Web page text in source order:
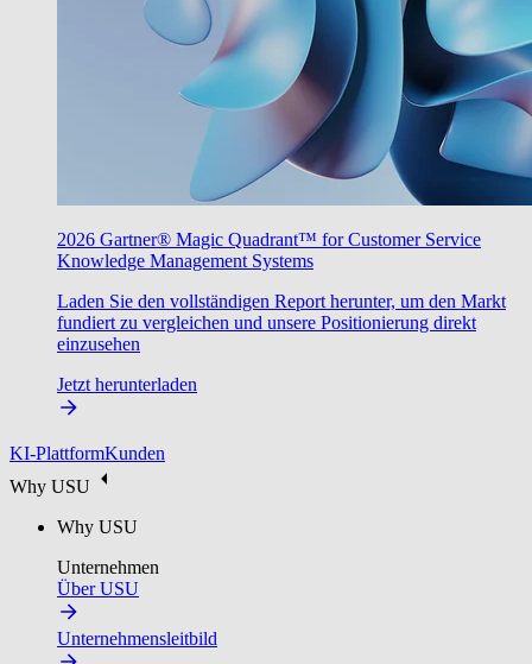
2026 Gartner® Magic Quadrant™ for Customer Service
Knowledge Management Systems
Laden Sie den vollständigen Report herunter, um den Markt
fundiert zu vergleichen und unsere Positionierung direkt
einzusehen
Jetzt herunterladen
KI-PlattformKunden
Why USU
Why USU
Unternehmen
Über USU
Unternehmensleitbild